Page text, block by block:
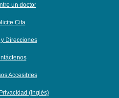
un doctor
Cita
y Direcciones
Accesibles
(Inglés)